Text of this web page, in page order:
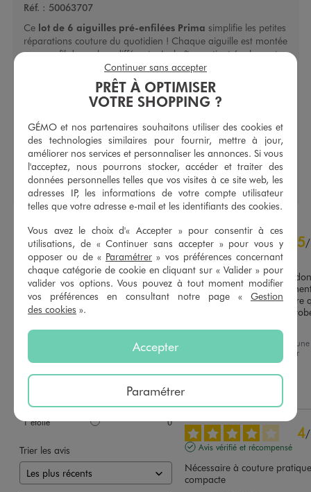
Réf. : 50063707
Celot de 6 aiguilles pré-enfilées Prima simplifie les petites
réparations couture du quotidien ! Chaque aiguille est montée
avec un fil de couleur différente. La boîte contient également
une épingle à nourrice et deux petits boutons, pratiques pour
compléter vos retouches ou créations. Un kit complet et
pratique à avoir toujours sous la main pour recoudre en un
clin d'œil un bouton perdu ou un petit accroc !
Caractéristiques
4.5/5
Basé sur2 avis soumis à un
5étoiles
1
4étoiles
1
0
2étoiles
0
1étoile 0
Trier les avis
5/
Avis vérifié et récompensé
J ai eu cet article en solde
est vraiment top 2€
c est très pratique pour faire
retouches rapide sur mes
, suite à une
par
Christelle A.
4/
Avis vérifié et récompensé
Nécessaire à couture
compacte
PRÊT À OPTIMISER
VOTRE SHOPPING ?
GÉMO et nos partenaires souhaitons utiliser des cookies et
des technologies similaires pour fournir, mettre à jour,
améliorer nos services et personnaliser les annonces. Si vous
l'acceptez, nous pourrons stocker, accéder et traiter des
données personnelles telles que vos visites à ce site web, les
adresses IP, les informations de votre compte utilisateur
telles que votre adresse e-mail et les identifiants des cookies.
Vous avez le choix d'« Accepter » pour consentir à ces
utilisations, de « Continuer sans accepter » pour vous y
opposer ou de « Paramétrer » vos préférences concernant
chaque catégorie de cookie en cliquant sur « Valider » pour
valider vos options. Vous pouvez à tout moment modifier
vos préférences en consultant notre page « Gestion
des cookies ».
Accepter
Paramétrer
Continuer sans accepter